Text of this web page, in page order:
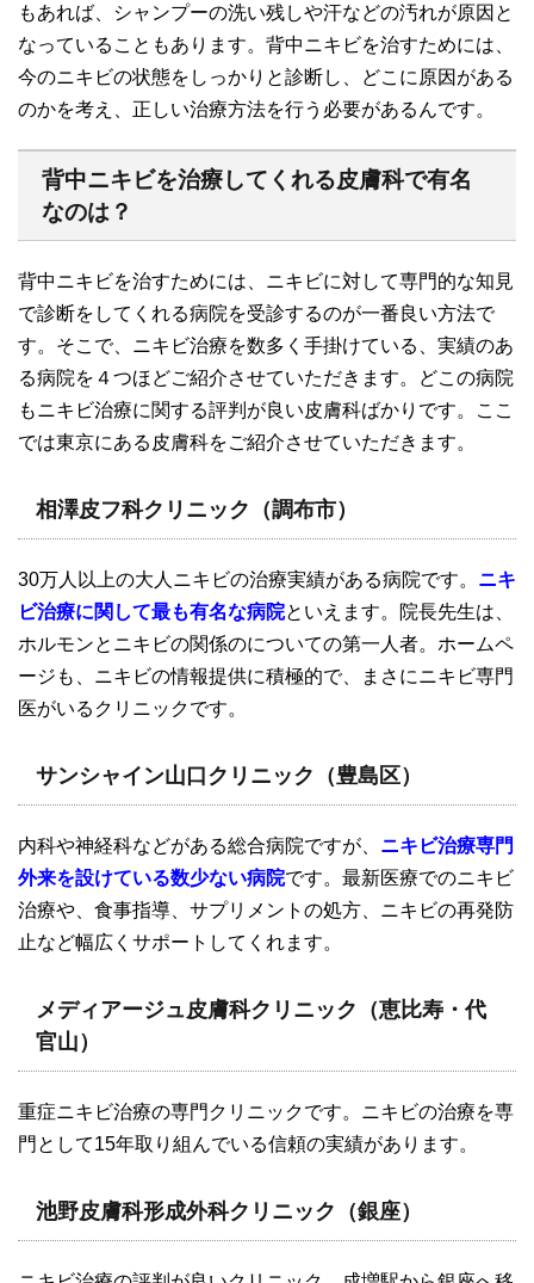
もあれば、シャンプーの洗い残しや汗などの汚れが原因と
なっていることもあります。背中ニキビを治すためには、
今のニキビの状態をしっかりと診断し、どこに原因がある
のかを考え、正しい治療方法を行う必要があるんです。
背中ニキビを治療してくれる皮膚科で有名
なのは？
背中ニキビを治すためには、ニキビに対して専門的な知見
で診断をしてくれる病院を受診するのが一番良い方法で
す。そこで、ニキビ治療を数多く手掛けている、実績のあ
る病院を４つほどご紹介させていただきます。どこの病院
もニキビ治療に関する評判が良い皮膚科ばかりです。ここ
では東京にある皮膚科をご紹介させていただきます。
相澤皮フ科クリニック（調布市）
30万人以上の大人ニキビの治療実績がある病院です。 ニキ
ビ治療に関して最も有名な病院といえます。院長先生は、
ホルモンとニキビの関係のについての第一人者。ホームペ
ージも、ニキビの情報提供に積極的で、まさにニキビ専門
医がいるクリニックです。
サンシャイン山口クリニック（豊島区）
内科や神経科などがある総合病院ですが、 ニキビ治療専門
外来を設けている数少ない病院です。最新医療でのニキビ
治療や、食事指導、サプリメントの処方、ニキビの再発防
止など幅広くサポートしてくれます。
メディアージュ皮膚科クリニック（恵比寿・代
官山）
重症ニキビ治療の専門クリニックです。ニキビの治療を専
門として15年取り組んでいる信頼の実績があります。
池野皮膚科形成外科クリニック（銀座）